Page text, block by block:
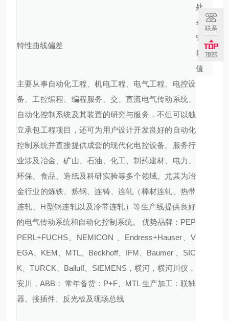
处
特性曲线偏差
± 1
% 满
量程
值
主要从事自动化工程、机电工程、电气工程、电控设
备、工控编程、编程服务、交、直流电气传动系统、
自动化控制系统及其装置的研究与服务，不但可以独
立承包工程项目，还可为用户设计开发良好的自动化
控制系统并直接提供成套的现代化电控设备。服务行
业涉及冶金、矿山、石油、化工、制药建材、电力、
环保、食品、造纸及科研实验等多个领域。尤其为冶
金行业的炼铁、炼钢、连铸、连轧（棒材连轧、热带
连轧、H型钢连轧以及冷带连轧）等生产线提供良好
的电气传动系统和自动化控制系统。 优势品牌：PEP
PERL+FUCHS、NEMICON 、Endress+Hauser、V
EGA、KEM、MTL、Beckhoff、IFM、Baumer 、SIC
K、TURCK、Balluff、SIEMENS，横河，横河川仪，
安川，ABB； 常年备货：P+F、MTL 生产加工：联轴
器、接插件、反光板及现场总线
联系
顶部